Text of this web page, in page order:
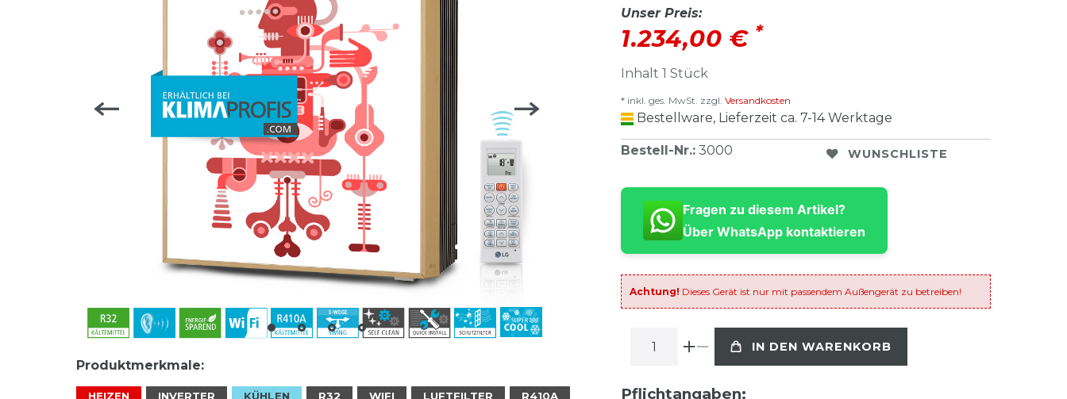
Produktmerkmale:
HEIZEN INVERTER KÜHLEN R32 WIFI LUFTFILTER R410A
Unser Preis:
1.234,00 € *
Inhalt 1 Stück
* inkl. ges. MwSt. zzgl. Versandkosten
Bestellware, Lieferzeit ca. 7-14 Werktage
Bestell-Nr.: 3000 WUNSCHLISTE
Fragen zu diesem Artikel?
Über WhatsApp kontaktieren
Achtung! Dieses Gerät ist nur mit passendem Außengerät zu betreiben!
IN DEN WARENKORB
Pflichtangaben: